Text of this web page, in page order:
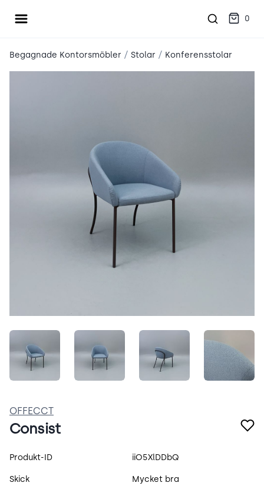
Öppna meny 0
Begagnade Kontorsmöbler / Stolar / Konferensstolar
pfQ9ZEbiBhZu.jpeg61JDk4VloD7j.jpegBrEHneceABtu.jpeg
OFFECCT
Consist
Produktspecifikation
Produkt-ID iiO5XlDDbQ
Skick Mycket bra